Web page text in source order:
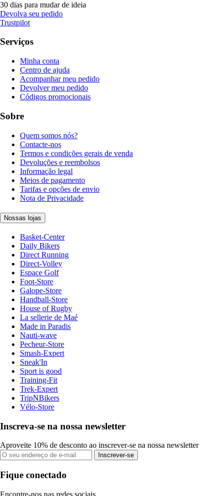
30 dias para mudar de ideia
Devolva seu pedido
Trustpilot
Serviços
Minha conta
Centro de ajuda
Acompanhar meu pedido
Devolver meu pedido
Códigos promocionais
Sobre
Quem somos nós?
Contacte-nos
Termos e condições gerais de venda
Devoluções e reembolsos
Informação legal
Meios de pagamento
Tarifas e opções de envio
Nota de Privacidade
Nossas lojas
Basket-Center
Daily Bikers
Direct Running
Direct-Volley
Espace Golf
Foot-Store
Galope-Store
Handball-Store
House of Rugby
La sellerie de Maé
Made in Paradis
Nauti-wave
Pecheur-Store
Smash-Expert
Sneak'In
Sport is good
Training-Fit
Trek-Expert
TripNBikers
Vélo-Store
Inscreva-se na nossa newsletter
Aproveite 10% de desconto ao inscrever-se na nossa newsletter
Inscrever-se
Fique conectado
Encontre-nos nas redes sociais